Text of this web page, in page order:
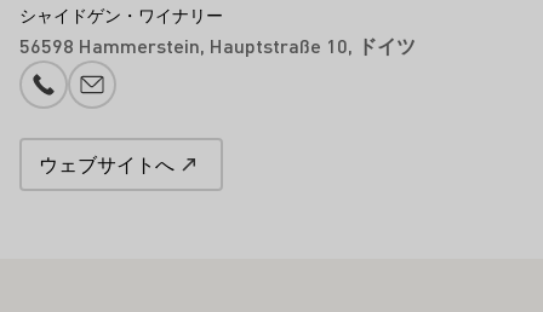
シャイドゲン・ワイナリー
56598 Hammerstein Hauptstraße 10
ドイツ
電話番号メール追加
ウェブサイトへ